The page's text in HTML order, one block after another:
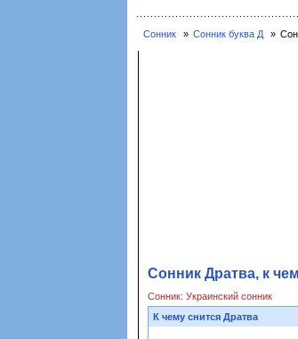
Сонник Сонник буква Д
Сонник Дратва, к
Сонник: Украинский сонник
К чему снится Дратва